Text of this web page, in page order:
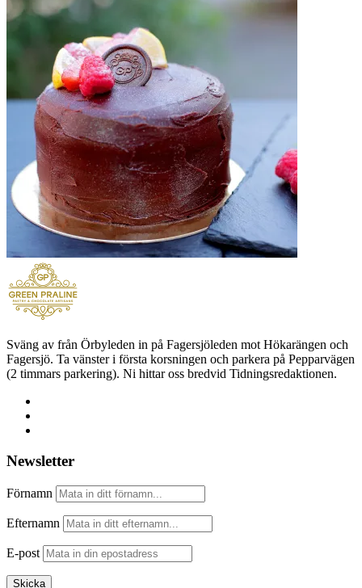
Sväng av från Örbyleden in på Fagersjöleden mot Hökarängen och
Fagersjö. Ta vänster i första korsningen och parkera på Pepparvägen
(2 timmars parkering). Ni hittar oss bredvid Tidningsredaktionen.
Newsletter
Förnamn
Efternamn
E-post